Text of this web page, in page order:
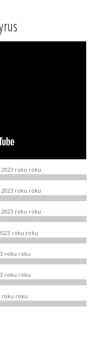
2023 roku roku
2023 roku roku
2023 roku roku
roku roku
roku roku
roku roku
roku roku